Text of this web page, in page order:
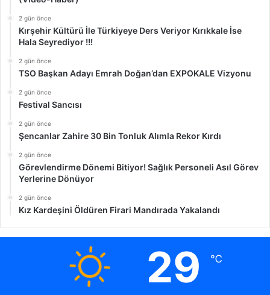
2 gün önce
Kırşehir Kültürü İle Türkiyeye Ders Veriyor Kırıkkale İse
Hala Seyrediyor !!!
2 gün önce
TSO Başkan Adayı Emrah Doğan’dan EXPOKALE Vizyonu
2 gün önce
Festival Sancısı
2 gün önce
Şencanlar Zahire 30 Bin Tonluk Alımla Rekor Kırdı
2 gün önce
Görevlendirme Dönemi Bitiyor! Sağlık Personeli Asıl Görev
Yerlerine Dönüyor
2 gün önce
Kız Kardeşini Öldüren Firari Mandırada Yakalandı
29 ℃